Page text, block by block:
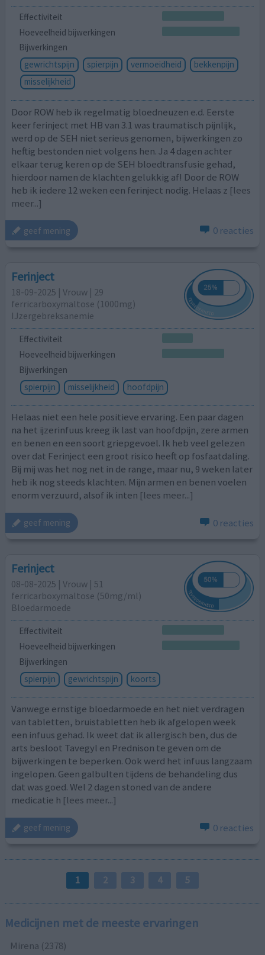
Effectiviteit
Hoeveelheid bijwerkingen
Bijwerkingen
gewrichtspijn
spierpijn vermoeidheid
bekkenpijn
misselijkheid
Door ROW heb ik regelmatig bloedneuzen e.d. Eerste
keer ferinject met HB van 3.1 was traumatisch pijnlijk,
werd op de SEH niet serieus genomen, bijwerkingen zo
heftig bestonden niet volgens hen. Ja 4 dagen achter
elkaar terug keren op de SEH bloedtransfusie gehad,
hierdoor namen de klachten gelukkig af! Door de ROW
heb ik iedere 12 weken een ferinject nodig. Helaas z [lees
meer...]
geef mening 0 reacties
Ferinject
18-09-2025 | Vrouw | 29
ferricarboxymaltose (1000mg)
IJzergebreksanemie
Effectiviteit
Hoeveelheid bijwerkingen
Bijwerkingen
spierpijn
misselijkheid hoofdpijn
Helaas niet een hele positieve ervaring. Een paar dagen
na het ijzerinfuus kreeg ik last van hoofdpijn, zere armen
en benen en een soort griepgevoel. Ik heb veel gelezen
over dat Ferinject een groot risico heeft op fosfaatdaling.
Bij mij was het nog net in de range, maar nu, 9 weken later
heb ik nog steeds klachten. Mijn armen en benen voelen
enorm verzuurd, alsof ik inten [lees meer...]
geef mening 0 reacties
Ferinject
08-08-2025 | Vrouw | 51
ferricarboxymaltose (50mg/ml)
Bloedarmoede
Effectiviteit
Hoeveelheid bijwerkingen
Bijwerkingen
spierpijn
gewrichtspijn koorts
Vanwege ernstige bloedarmoede en het niet verdragen
van tabletten, bruistabletten heb ik afgelopen week
een infuus gehad. Ik weet dat ik allergisch ben, dus de
arts besloot Tavegyl en Prednison te geven om de
bijwerkingen te beperken. Ook werd het infuus langzaam
ingelopen. Geen galbulten tijdens de behandeling dus
dat was goed. Wel 2 dagen stoned van de andere
medicatie h [lees meer...]
geef mening 0 reacties
1 2 3 4 5
Medicijnen met de meeste ervaringen
Mirena (2378)